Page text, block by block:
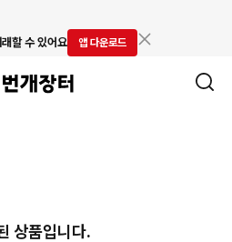
할 수 있어요 앱 다운로드
상품입니다.